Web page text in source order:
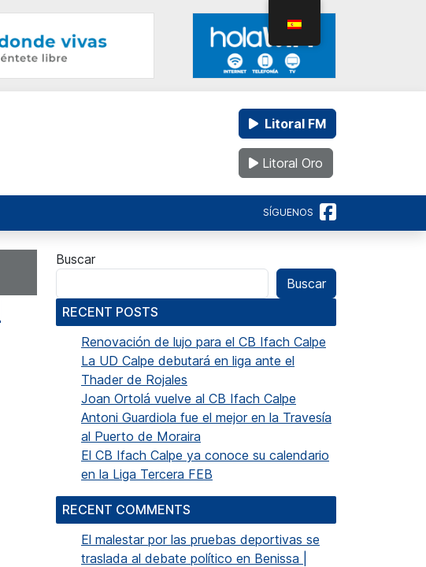
Litoral FM
Litoral Oro
SÍGUENOS
Buscar
Buscar
RECENT POSTS
Renovación de lujo para el CB Ifach Calpe
La UD Calpe debutará en liga ante el
Thader de Rojales
Joan Ortolá vuelve al CB Ifach Calpe
Antoni Guardiola fue el mejor en la Travesía
al Puerto de Moraira
El CB Ifach Calpe ya conoce su calendario
en la Liga Tercera FEB
RECENT COMMENTS
El malestar por las pruebas deportivas se
traslada al debate político en Benissa |